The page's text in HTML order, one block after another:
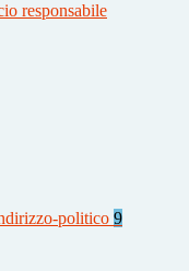
responsabile
politico 9